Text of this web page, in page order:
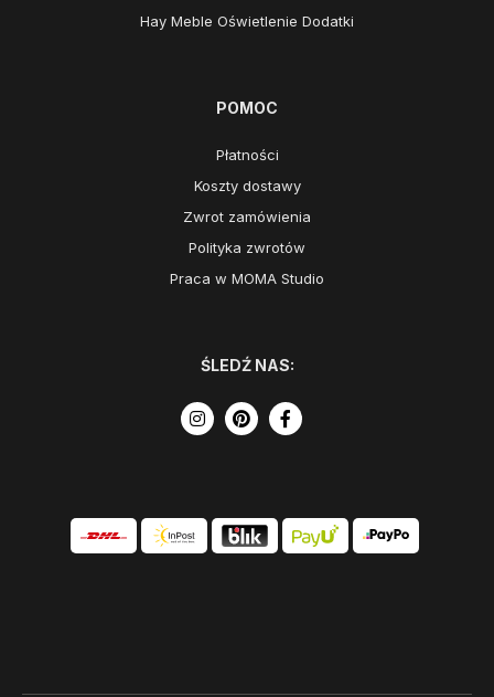
Hay Meble Oświetlenie Dodatki
POMOC
Płatności
Koszty dostawy
Zwrot zamówienia
Polityka zwrotów
Praca w MOMA Studio
ŚLEDŹ NAS: